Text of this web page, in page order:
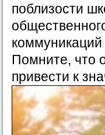
поблизости
коммуникаций
Помните, что
привести к